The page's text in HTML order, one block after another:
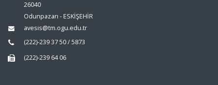
26040
Odunpazarı - ESKİŞEHİR
avesis@tm.ogu.edu.tr
(222)-239 37 50 / 5873
(222)-239 64 06